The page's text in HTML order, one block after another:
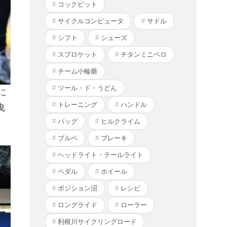
コックピット
サイクルコンピュータ サドル
シフト シューズ
スプロケット チタンミニベロ
チーム小輪爺
ツール・ド・うどん
トレーニング ハンドル
バッグ ヒルクライム
ブルベ ブレーキ
ヘッドライト・テールライト
ペダル ホイール
ポジション沼 レシピ
ロングライド ローラー
利根川サイクリングロード